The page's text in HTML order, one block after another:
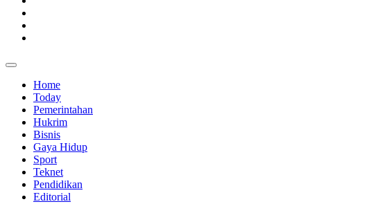
Home
Today
Pemerintahan
Hukrim
Bisnis
Gaya Hidup
Sport
Teknet
Pendidikan
Editorial